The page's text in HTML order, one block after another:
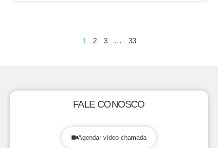
1 2 3 … 33
FALE CONOSCO
Agendar vídeo chamada